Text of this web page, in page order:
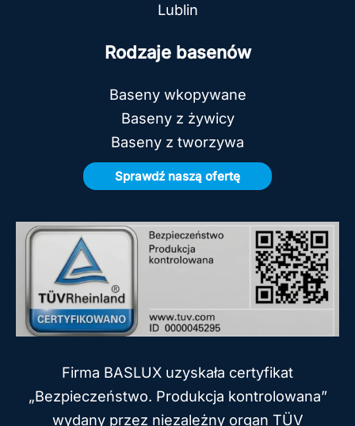
Lublin
Rodzaje basenów
Baseny wkopywane
Baseny z żywicy
Baseny z tworzywa
Firma BASLUX uzyskała certyfikat
„Bezpieczeństwo. Produkcja kontrolowana”
wydany przez niezależny organ TÜV
Sprawdź naszą ofertę